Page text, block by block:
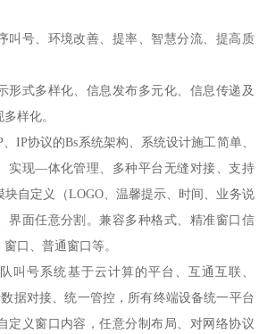
号、环境改善、提率、智慧分流、提高质
形式多样化、信息发布多元化、信息传递及
样化。
IP协议的Bs系统架构、系统设计施工简单、
实现—体化管理、多种平台无缝对接、支持
自定义（LOGO、温馨提示、时间、业务说
界面任意分割。兼容多种格式、精准窗口信
口、普通窗口等。
叫号系统基于云计算的平台、互通互联、
据对接、统一管控，所有终端设备统一平台
定义窗口内容，任意分制布局、对网络协议